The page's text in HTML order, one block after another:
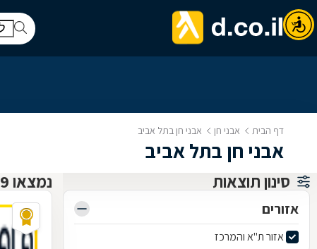
דף הבית אבני חן אבני חן בתל אביב
אבני חן בתל אביב
סינון תוצאות
אזורים
אזור ת"א והמרכז
נמצאו 9 אבני חן